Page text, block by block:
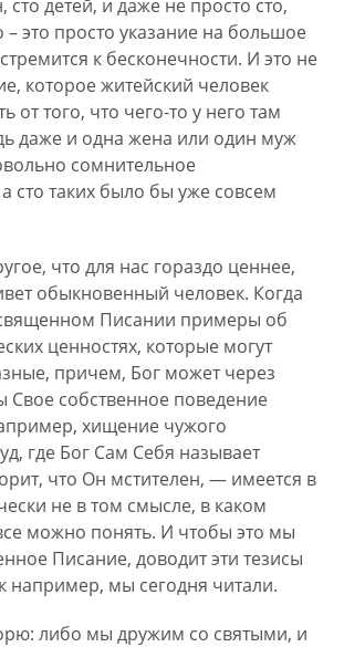
детей, и даже не просто сто,
– это просто указание на большое
к бесконечности. И это не
которое житейский человек
от того, что чего-то у него там
даже и одна жена или один муж
сомнительное
сто таких было бы уже совсем
что для нас гораздо ценнее,
обыкновенный человек. Когда
Писании примеры об
ценностях, которые могут
причем, Бог может через
Свое собственное поведение
хищение чужого
где Бог Сам Себя называет
что Он мстителен, — имеется в
не в том смысле, в каком
можно понять. И чтобы это мы
Писание, доводит эти тезисы
например, мы сегодня читали.
либо мы дружим со святыми, и